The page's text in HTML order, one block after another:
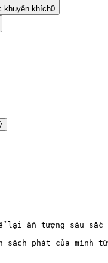
khuyến khích0
lại ấn tượng sâu sắc
sách phát của mình